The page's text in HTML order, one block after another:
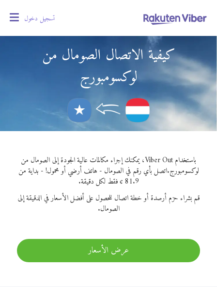
تسجيل دخول
كيفية الاتصال الصومال من
لوكسومبورج
باستخدام Viber Out، يمكنك إجراء مكالمات عالية الجودة إلى الصومال من
لوكسومبورج.اتصل بأي رقم في الصومال - هاتف أرضي أو محمول! - بداية من
81.9 ¢ فقط لكل دقيقة.
قم بشراء حزم أرصدة أو خطة اتصال للحصول على أفضل الأسعار في الدقيقة إلى
الصومال.
عرض الأسعار